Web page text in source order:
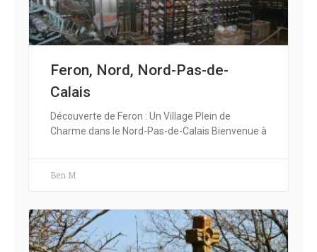
Feron, Nord, Nord-Pas-de-
Calais
Découverte de Feron : Un Village Plein de
Charme dans le Nord-Pas-de-Calais Bienvenue à
Ben M